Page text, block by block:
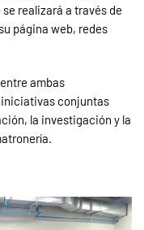
realizará a través de
página web, redes
ambas
conjuntas
la investigación y la